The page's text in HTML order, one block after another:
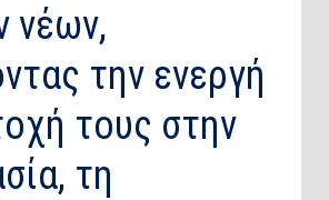
νέων,
την ενεργή
τους στην
τη